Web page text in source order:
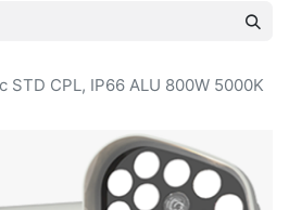
STD CPL, IP66 ALU 800W 5000K